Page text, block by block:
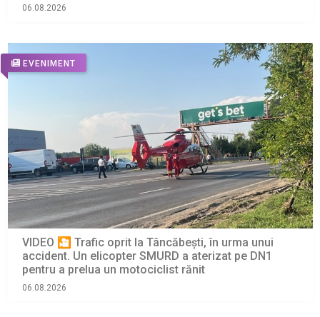
06.08.2026
EVENIMENT
VIDEO 🎦 Trafic oprit la Tâncăbești, în urma unui
accident. Un elicopter SMURD a aterizat pe DN1
pentru a prelua un motociclist rănit
06.08.2026